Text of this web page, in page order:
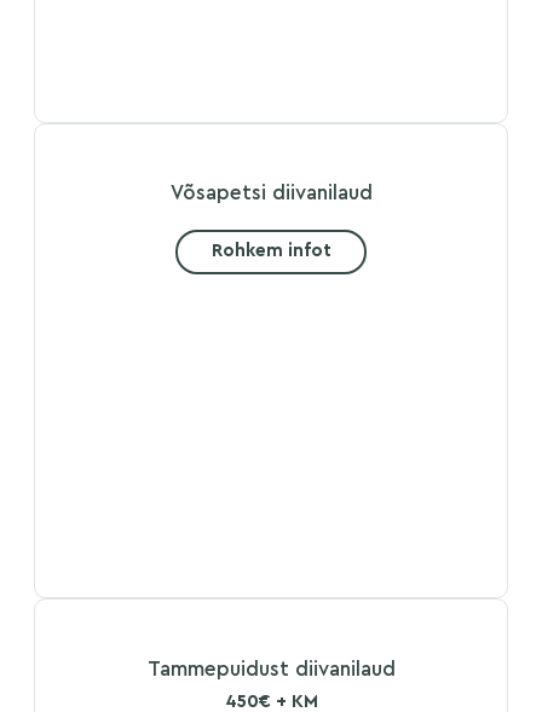
Võsapetsi diivanilaud
Rohkem infot
Tammepuidust diivanilaud
450€ + KM